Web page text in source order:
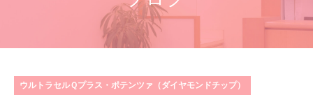
ウルトラセルＱプラス・ポテンツァ（ダイヤモンドチップ）